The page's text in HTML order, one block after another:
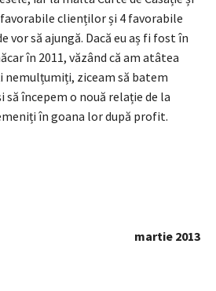
clienților și 4 favorabile
vor să ajungă. Dacă eu aș fi fost în
în 2011, văzând că am atâtea
nemulțumiți, ziceam să batem
să începem o nouă relație de la
în goana lor după profit.
martie 2013